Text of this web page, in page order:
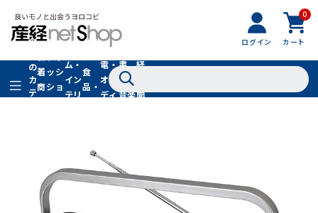
ログイン
0
カート
全
の
カ
テ
着
商
品
フ
ッ
シ
ョ
フ
ァ
シ
ョ
ン
ム・
イン
テリ
グル
食
品・
ドリ
家
電・
オー
ディ
書
籍・
音楽
経
聞